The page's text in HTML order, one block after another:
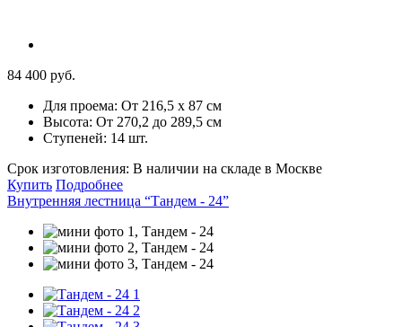
84 400 руб.
Для проема: От 216,5 х 87 см
Высота: От 270,2 до 289,5 см
Ступеней: 14 шт.
Срок изготовления: В наличии на складе в Москве
Купить Подробнее
Внутренняя лестница “Тандем - 24”